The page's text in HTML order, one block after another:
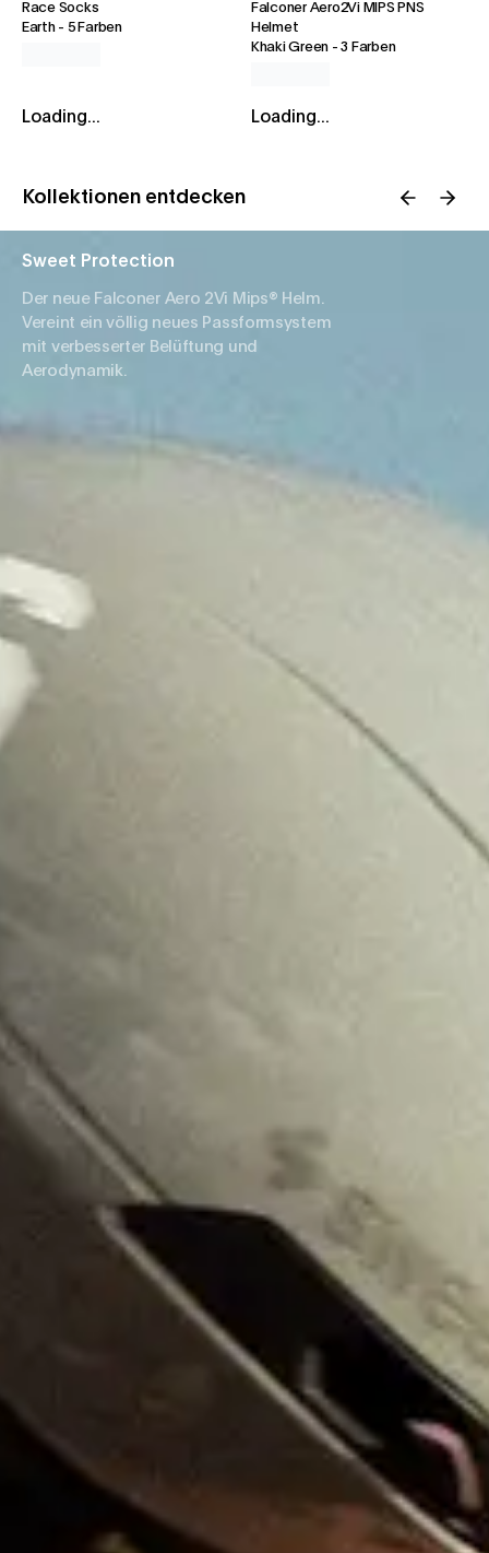
Race Socks
Earth- 5 Farben
Loading...
Falconer Aero2Vi MIPS PNS
Helmet
Khaki Green -3 Farben
Loading...
Kollektionen entdecken
Sweet Protection
Der neue Falconer Aero 2Vi Mips® Helm.
Vereint ein völlig neues Passformsystem
mit verbesserter Belüftung und
Aerodynamik.